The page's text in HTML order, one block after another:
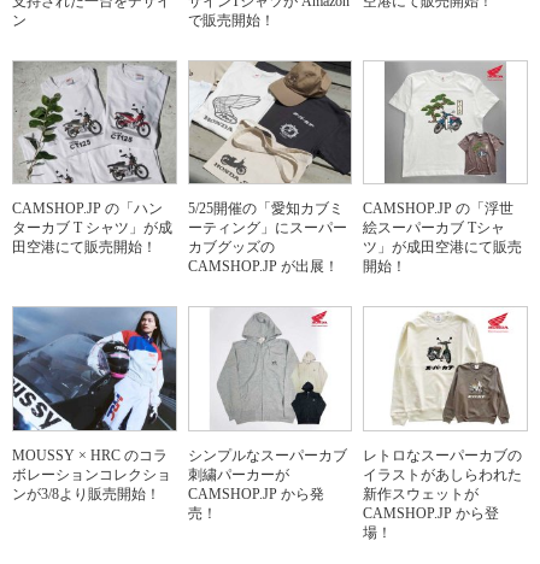
ン
で販売開始！
CAMSHOP.JP の「ハン
ターカブ T シャツ」が成
田空港にて販売開始！
5/25開催の「愛知カブミ
ーティング」にスーパー
カブグッズの
CAMSHOP.JP が出展！
CAMSHOP.JP の「浮世
絵スーパーカブ Tシャ
ツ」が成田空港にて販売
開始！
MOUSSY × HRC のコラ
ボレーションコレクショ
ンが3/8より販売開始！
シンプルなスーパーカブ
刺繍パーカーが
CAMSHOP.JP から発
売！
レトロなスーパーカブの
イラストがあしらわれた
新作スウェットが
CAMSHOP.JP から登
場！